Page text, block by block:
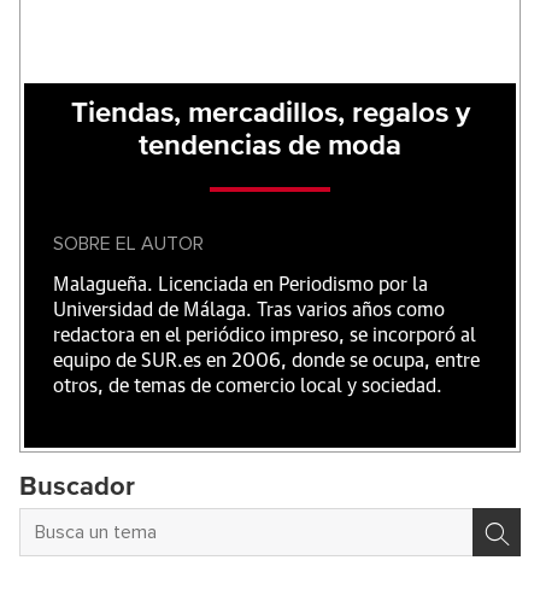
Tiendas, mercadillos, regalos y
tendencias de moda
SOBRE EL AUTOR
Malagueña. Licenciada en Periodismo por la
Universidad de Málaga. Tras varios años como
redactora en el periódico impreso, se incorporó al
equipo de SUR.es en 2006, donde se ocupa, entre
otros, de temas de comercio local y sociedad.
Buscador